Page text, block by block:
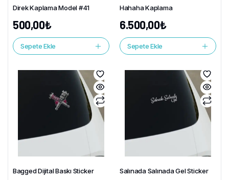
Direk Kaplama Model #41
500,00₺
Sepete Ekle
Hahaha Kaplama
6.500,00₺
Sepete Ekle
Bagged Dijital Baskı Sticker Salınada Salınada Gel Sticker